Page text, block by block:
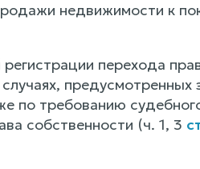
недвижимости к
перехода
предусмотренных
по требованию
собственности (ч. 1, 3